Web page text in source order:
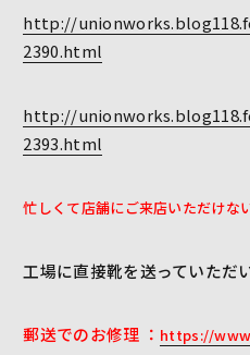
http://
2390.html
http://
2393.html
忙しくて店舗にご来店いただけな
工場に直接靴を送っていただ
郵送でのお修理 ： https://